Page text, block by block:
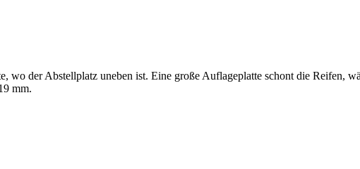
wo der Abstellplatz uneben ist. Eine große Auflageplatte schont die Reifen,
mm.